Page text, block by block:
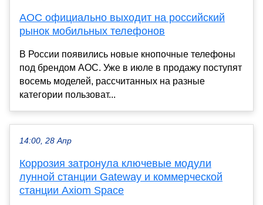
AOC официально выходит на российский
рынок мобильных телефонов
В России появились новые кнопочные телефоны
под брендом AOC. Уже в июле в продажу поступят
восемь моделей, рассчитанных на разные
категории пользоват...
14:00, 28 Апр
Коррозия затронула ключевые модули
лунной станции Gateway и коммерческой
станции Axiom Space